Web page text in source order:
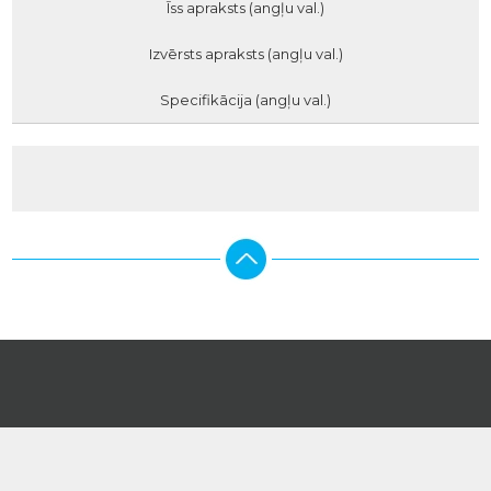
Īss apraksts (angļu val.)
Izvērsts apraksts (angļu val.)
Specifikācija (angļu val.)